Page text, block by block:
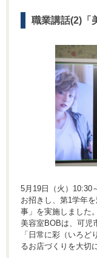
職業講話(2)「
5月19日（火）
お招きし、第1学年
事」を実施しました。
美容室BOBは、可児
「日常に彩（いろど
るお店づくりを大切